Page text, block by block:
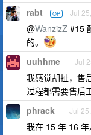
rabt OP Jul
@WanzizZ #15
的。
uuhhme Jul
我感觉胡扯，售
过程都需要售后
phrack Jul
我在 15 年 16